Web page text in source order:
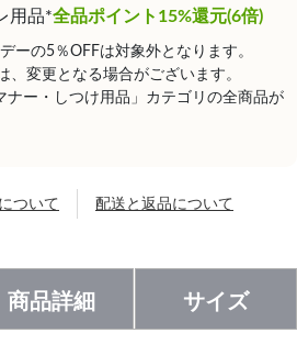
用品*全品ポイント15%還元(6倍)
ーの5％OFFは対象外となります。
、変更となる場合がございます。
ナー・しつけ用品」カテゴリの全商品が
ついて 配送と返品について
商品詳細 サイズ